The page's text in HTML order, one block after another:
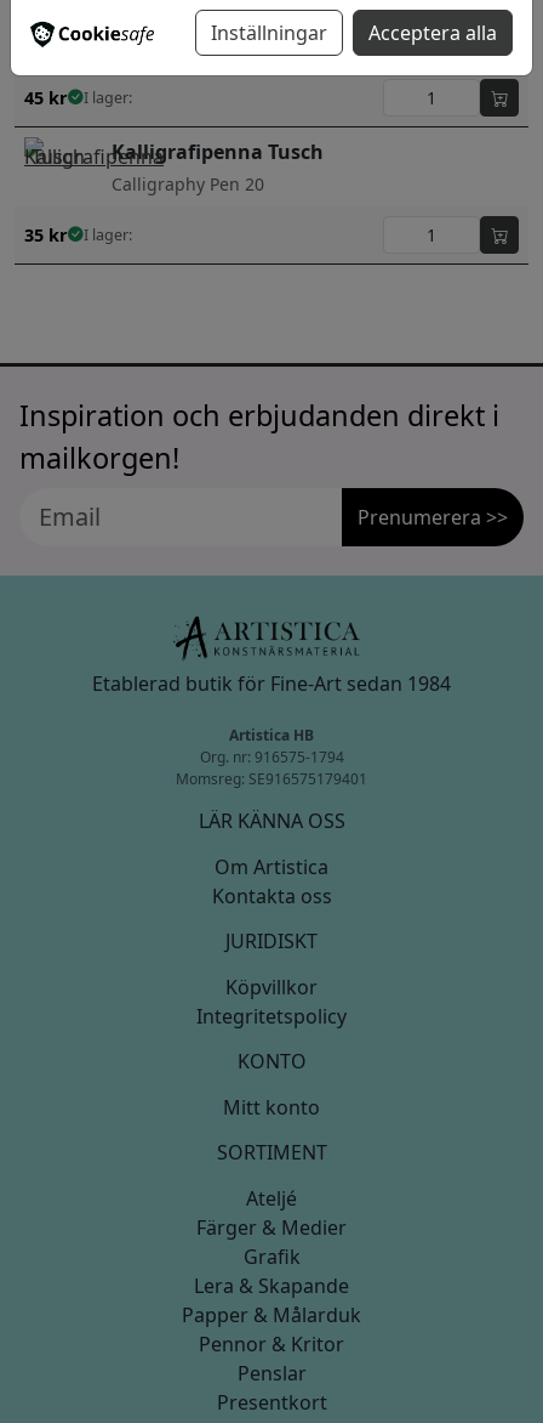
Kalligrafipenna Tusch
Pigma Calligrapher 20
45 kr I lager:
Kalligrafipenna Tusch
Calligraphy Pen 20
35 kr I lager:
Inspiration och erbjudanden direkt i
mailkorgen!
Prenumerera >>
Etablerad butik för Fine-Art sedan 1984
Artistica HB
Org. nr: 916575-1794
Momsreg: SE916575179401
LÄR KÄNNA OSS
Om Artistica
Kontakta oss
JURIDISKT
Köpvillkor
Integritetspolicy
KONTO
Mitt konto
SORTIMENT
Ateljé
Färger & Medier
Grafik
Lera & Skapande
Papper & Målarduk
Pennor & Kritor
Penslar
Presentkort
Inställningar Acceptera alla